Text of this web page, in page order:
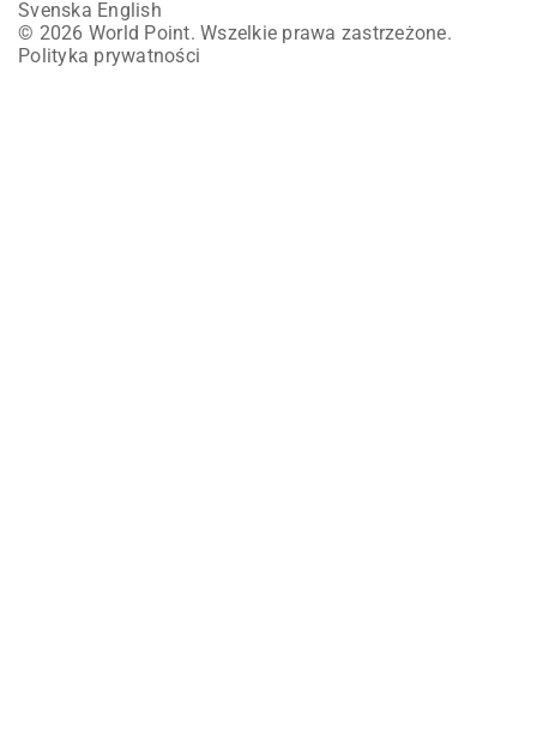
Svenska English
© 2026 World Point. Wszelkie prawa zastrzeżone.
Polityka prywatności